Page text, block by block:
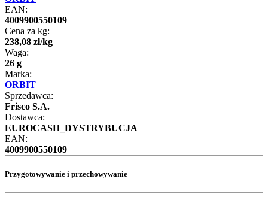
EAN:
4009900550109
Cena za kg:
238,08 zł/kg
Waga:
26 g
Marka:
ORBIT
Sprzedawca:
Frisco S.A.
Dostawca:
EUROCASH_DYSTRYBUCJA
EAN:
4009900550109
Przygotowywanie i przechowywanie